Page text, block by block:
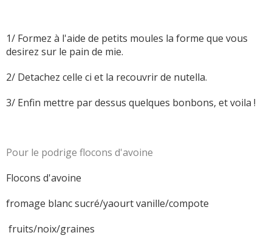
1/ Formez à l'aide de petits moules la forme que vous
desirez sur le pain de mie.
2/ Detachez celle ci et la recouvrir de nutella.
3/ Enfin mettre par dessus quelques bonbons, et voila !
Pour le podrige flocons d'avoine
Flocons d'avoine
fromage blanc sucré/yaourt vanille/compote
fruits/noix/graines